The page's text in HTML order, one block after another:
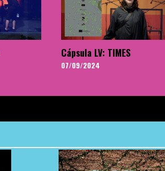
Cápsula LV: TIMES
07/09/2024